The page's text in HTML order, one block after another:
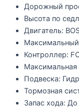
Дорожный
Высота по
Двигатель:
Контроллер:
Максимальная
Подвеска:
Тормозная
Запас хода: